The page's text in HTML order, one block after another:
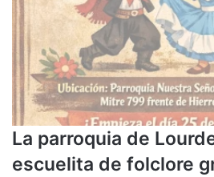
La parroquia de
escuelita de folclore